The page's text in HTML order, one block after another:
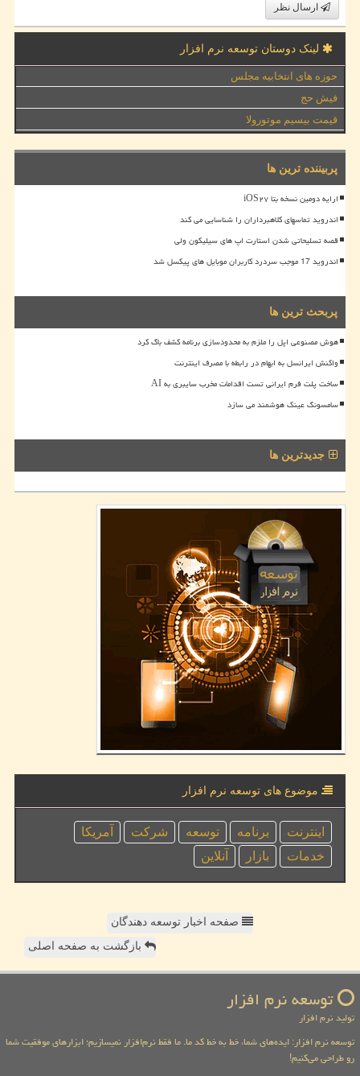
ارسال نظر
لینک دوستان توسعه نرم افزار
حوزه های انتخابیه مجلس
فیش حج
قیمت بیسیم موتورولا
پربیننده ترین ها
ارایه دومین نسخه بتا iOS۲۷
اندروید تماسهای کلاهبرداران را شناسایی می کند
قصه تسلیحاتی شدن استارت اپ های سیلیکون ولی
اندروید 17 موجب سردرد کاربران موبایل های پیکسل شد
پربحث ترین ها
هوش مصنوعی اپل را ملزم به محدودسازی برنامه کشف باگ کرد
واکنش ایرانسل به ابهام در رابطه با مصرف اینترنت
ساخت پلت فرم ایرانی تست اقدامات مخرب سایبری به AI
سامسونگ عینک هوشمند می سازد
جدیدترین ها
موضوع های توسعه نرم افزار
اینترنت برنامه توسعه شركت
آمریكا
خدمات
بازار آنلاین
صفحه اخبار توسعه دهندگان
بازگشت به صفحه اصلی
توسعه نرم افزار
تولید نرم افزار
توسعه نرم افزار: ایده‌های شما، خط به خط کد ما. ما فقط نرم‌افزار نمیسازیم؛ ابزارهای موفقیت شما
رو طراحی می‌کنیم!